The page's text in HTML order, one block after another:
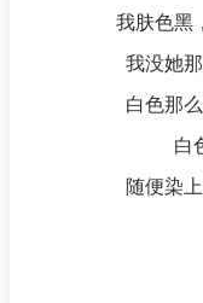
我肤色黑
我没她
白色那
白
随便染